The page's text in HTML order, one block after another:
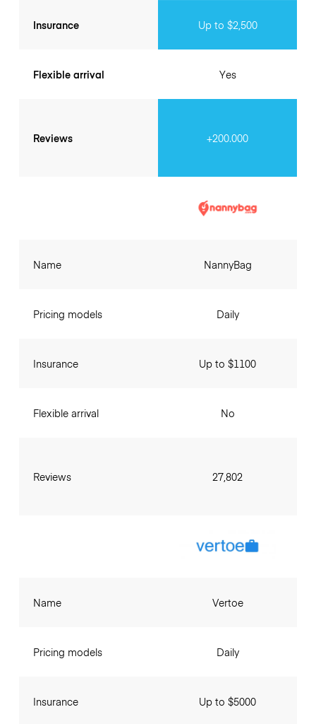
Insurance
Flexible arrival
Reviews
Up to $2,500
Yes
+200.000
Name
Pricing models
Insurance
Flexible arrival
Reviews
NannyBag
Daily
Up to $1100
No
27,802
Name
Pricing models
Insurance
Vertoe
Daily
Up to $5000